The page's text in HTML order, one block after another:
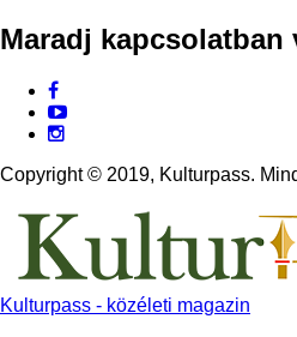
Maradj kapcsolatban
Facebook
Youtube
Instagram
Copyright © 2019, Kulturpass.
Kulturpass - közéleti magazin